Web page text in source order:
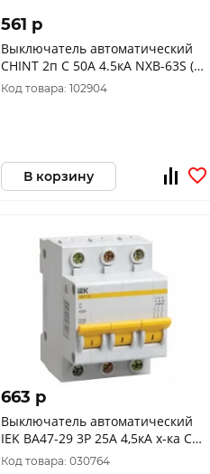
561 p
Выключатель автоматический
CHINT 2п C 50А 4.5кА NXB-63S (R)
296793
Код товара: 102904
В корзину
663 p
Выключатель автоматический
IEK ВА47-29 3Р 25А 4,5кА х-ка С
MVA20-3-025-C
Код товара: 030764